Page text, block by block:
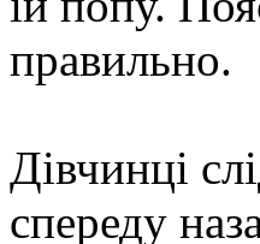
правильно.
Дівчинці
спереду